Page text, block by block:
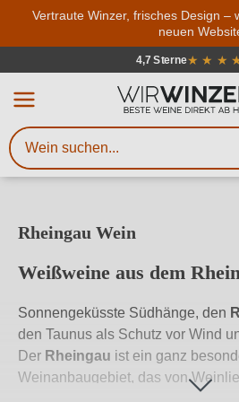
Zum
Vertraute Winzer, frisches Design –
neuen
4,7 Sterne★ ★ ★
Rheingau Wein
Weißweine aus dem
Sonnengeküsste Südhänge, den
den Taunus als Schutz vor Wind
Der Rheingau ist ein ganz
Weinanbaugebiet, das von
Weinsuche
Mindestens 3 Zeichen
Beschreiben Sie,
Sie suchen – ob nach